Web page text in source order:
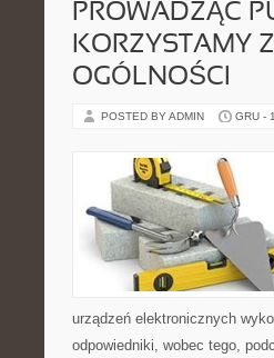
PROWADZĄC
KORZYSTAMY
OGÓLNOŚCI
POSTED BY ADMIN GRU -
urządzeń elektronicznych
odpowiedniki, wobec tego,